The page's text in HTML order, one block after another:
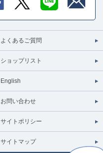
よくあるご質問
ショップリスト
English
お問い合わせ
サイトポリシー
サイトマップ